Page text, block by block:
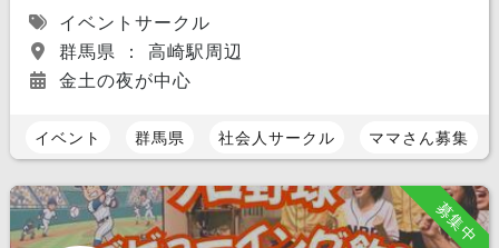
イベントサークル
群馬県 ： 高崎駅周辺
金土の夜が中心
イベント 群馬県 社会人サークル ママさん募集
募集中